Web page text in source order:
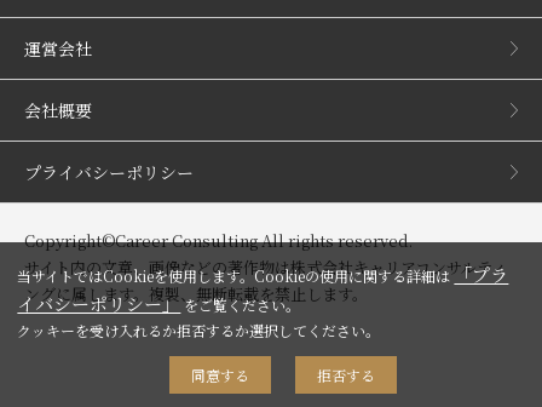
運営会社
会社概要
プライバシーポリシー
Copyright©Career Consulting All rights reserved.
サイト内の文章、画像などの著作物は株式会社キャリアコンサルティ
ングに属します。複製、無断転載を禁止します。
当サイトではCookieを使用します。Cookieの使用に関する詳細は「プラ
イバシーポリシー」をご覧ください。
クッキーを受け入れるか拒否するか選択してください。
同意する 拒否する